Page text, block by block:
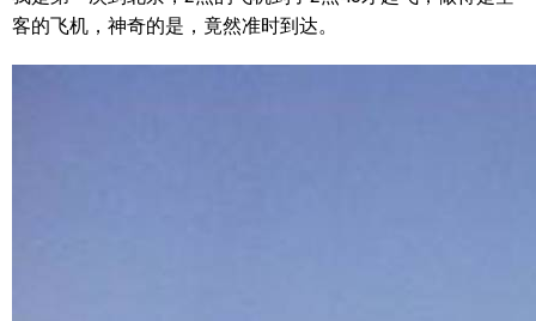
客的飞机，神奇的是，竟然准时到达。